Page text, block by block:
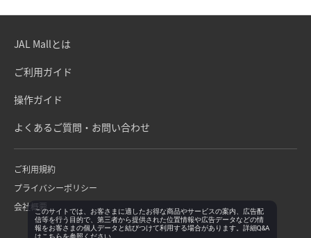
JAL Mallとは
ご利用ガイド
操作ガイド
よくあるご質問・お問い合わせ
ご利用規約
プライバシーポリシー
会社概要このサイトでは、お客さまに適したお得な商品やサービスの案内、広告配
信等を行う目的で、第三者から提供された位置情報や広告データなどの情
報をお客さまの個人データと結びつけて利用する場合があります。詳細Q&A
は こちらを参照ください。